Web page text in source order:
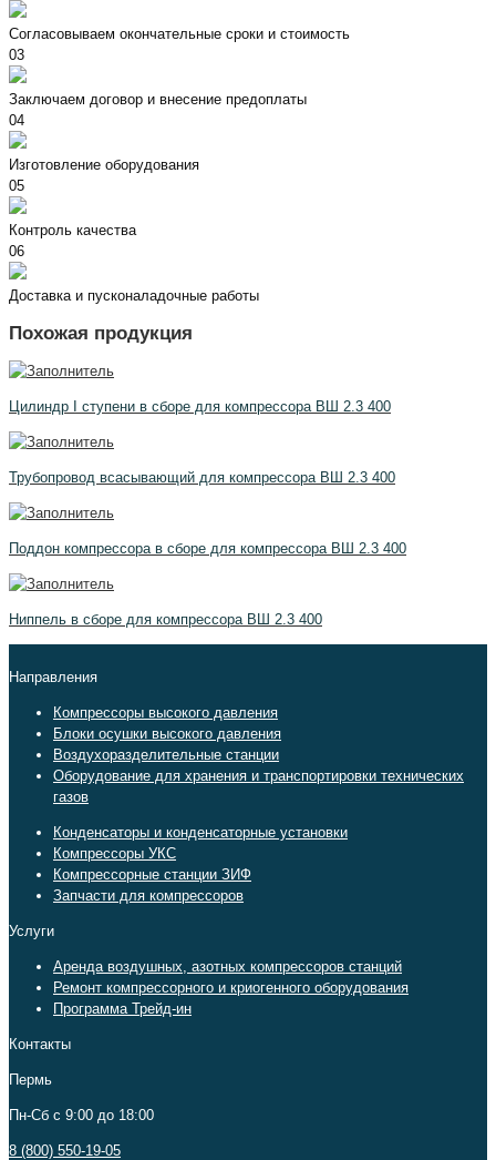
Согласовываем окончательные сроки и стоимость
03
Заключаем договор и внесение предоплаты
04
Изготовление оборудования
05
Контроль качества
06
Доставка и пусконаладочные работы
Похожая продукция
Цилиндр I ступени в сборе для компрессора ВШ 2.3 400
Трубопровод всасывающий для компрессора ВШ 2.3 400
Поддон компрессора в сборе для компрессора ВШ 2.3 400
Ниппель в сборе для компрессора ВШ 2.3 400
Направления
Компрессоры высокого давления
Блоки осушки высокого давления
Воздухоразделительные станции
Оборудование для хранения и транспортировки технических
газов
Конденсаторы и конденсаторные установки
Компрессоры УКС
Компрессорные станции ЗИФ
Запчасти для компрессоров
Услуги
Аренда воздушных, азотных компрессоров станций
Ремонт компрессорного и криогенного оборудования
Программа Трейд-ин
Контакты
Пермь
Пн-Сб c 9:00 до 18:00
8 (800) 550-19-05